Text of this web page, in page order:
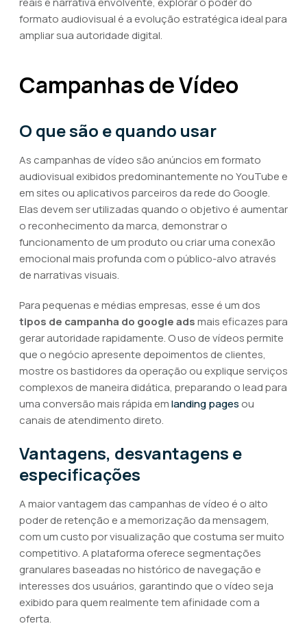
formato audiovisual é a evolução estratégica ideal para
ampliar sua autoridade digital.
Campanhas de Vídeo
O que são e quando usar
As campanhas de vídeo são anúncios em formato
audiovisual exibidos predominantemente no YouTube e
em sites ou aplicativos parceiros da rede do Google.
Elas devem ser utilizadas quando o objetivo é aumentar
o reconhecimento da marca, demonstrar o
funcionamento de um produto ou criar uma conexão
emocional mais profunda com o público-alvo através
de narrativas visuais.
Para pequenas e médias empresas, esse é um dos
tipos de campanha do google adsmais eficazes para
gerar autoridade rapidamente. O uso de vídeos permite
que o negócio apresente depoimentos de clientes,
mostre os bastidores da operação ou explique serviços
complexos de maneira didática, preparando o lead para
uma conversão mais rápida emlanding pages ou
canais de atendimento direto.
Vantagens, desvantagens e
especificações
A maior vantagem das campanhas de vídeo é o alto
poder de retenção e a memorização da mensagem,
com um custo por visualização que costuma ser muito
competitivo. A plataforma oferece segmentações
granulares baseadas no histórico de navegação e
interesses dos usuários, garantindo que o vídeo seja
exibido para quem realmente tem afinidade com a
oferta.